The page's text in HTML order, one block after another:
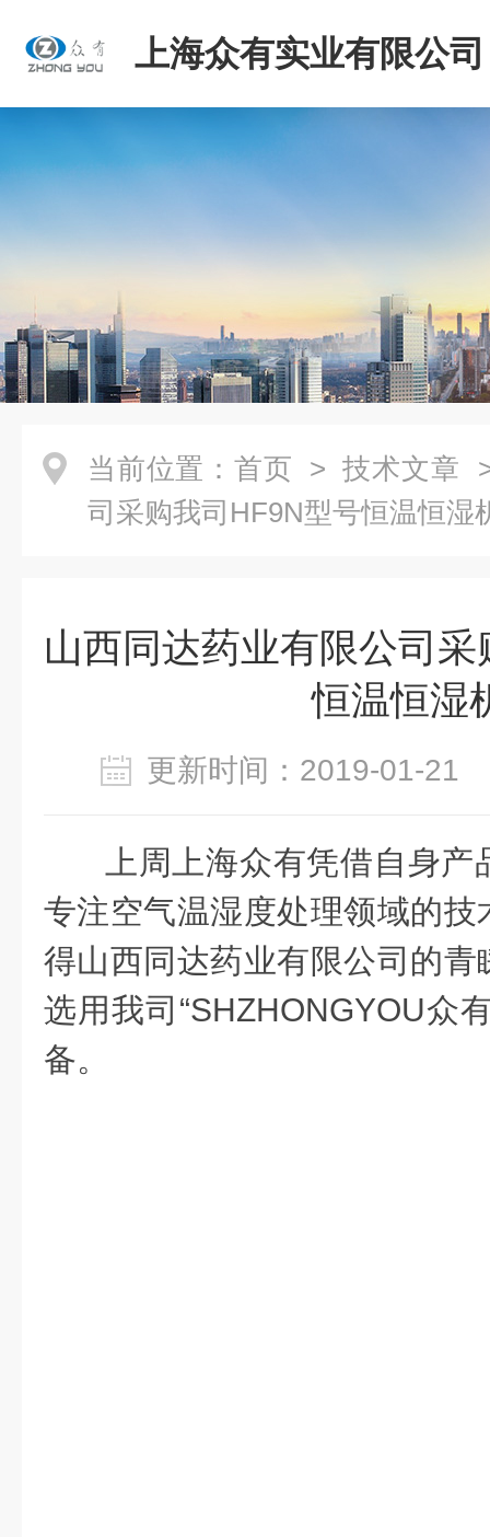
上海众有实业有限公司
当前位置： 首页 > 技术文章
司采购我司HF9N型号恒温恒湿
山西同达药业有限公司
恒温恒湿
更新时间：2019-01-
上周上海众有凭借自身
专注空气温湿度处理领域的
得山西同达药业有限公司的
选用我司 “SHZHONGYOU众
备。